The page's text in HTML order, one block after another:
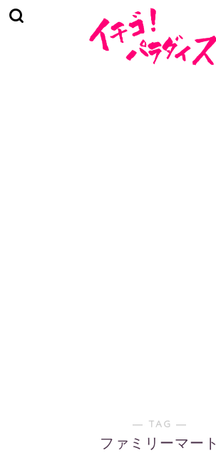
― TAG ―
ファミリーマート